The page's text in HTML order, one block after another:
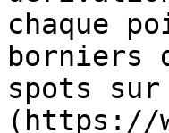
chaque
borniers
spots
(https://